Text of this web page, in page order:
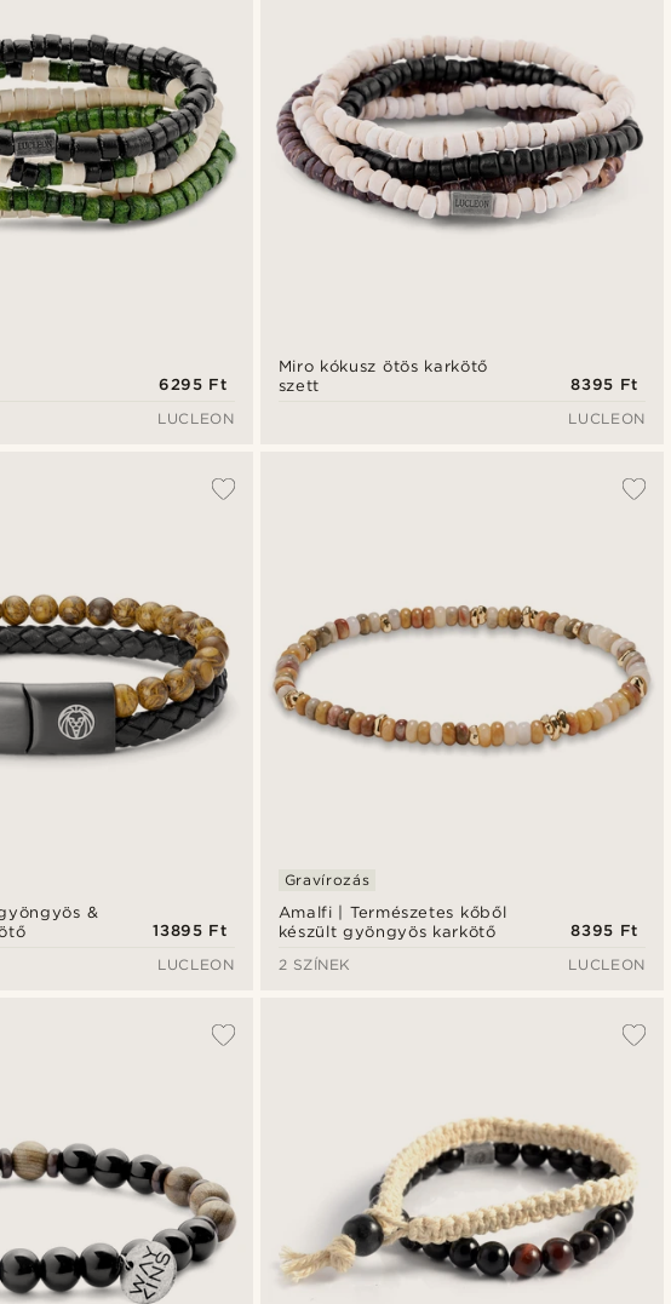
Legmagasabb ár
6295 Ft
LUCLEON
Miro kókusz ötös karkötő
szett
8395 Ft
LUCLEON
&
13895 Ft
LUCLEON
Amalfi | Természetes kőből
készült gyöngyös karkötő
Gravírozás
8395 Ft
2 SZÍNEK
LUCLEON